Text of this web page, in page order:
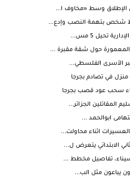
الإطلاق وسط «مخاوف ا...
شخص بتهمة النصب وإدع...
تحيل 5 مس...
حول شقة مقبرة ...
الأسرى الفلسطي...
في تصادم بجرجا
سحب عود قصب بجرجا
المقاتلين الجزائر...
ابوالحمد ...
اثناء محاولت...
الابتدائي يتعرض ل...
يباعون مثل الب...